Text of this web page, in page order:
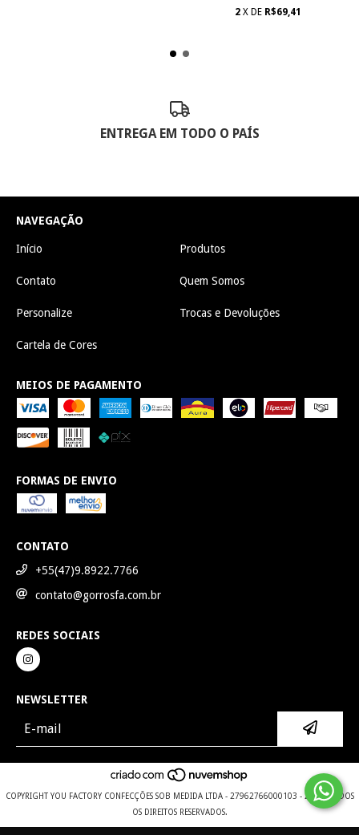
2 X DE R$69,41
ENTREGA EM TODO O PAÍS
NAVEGAÇÃO
Início Produtos
Contato Quem Somos
Personalize Trocas e Devoluções
Cartela de Cores
MEIOS DE PAGAMENTO
FORMAS DE ENVIO
CONTATO
+55(47)9.8922.7766
contato@gorrosfa.com.br
REDES SOCIAIS
NEWSLETTER
COPYRIGHT YOU FACTORY CONFECÇÕES SOB MEDIDA LTDA - 27962766000103 - 2026. TODOS
OS DIREITOS RESERVADOS.